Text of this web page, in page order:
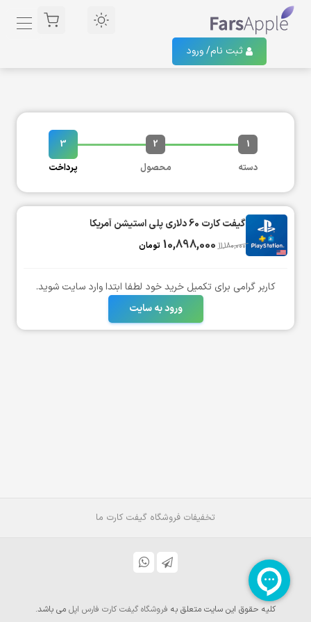
ثبت نام/ورود
1
دسته
2
محصول
3
پرداخت
گیفت کارت 60 دلاری پلی استیشن آمریکا
11,180,000
10,898,000 تومان
کاربر گرامی برای تکمیل خرید خود لطفا ابتدا وارد سایت شوید.
ورود به سایت
تخفیفات فروشگاه گیفت کارت ما
کلیه حقوق این سایت متعلق به فروشگاه گیفت کارت فارس اپل می باشد.